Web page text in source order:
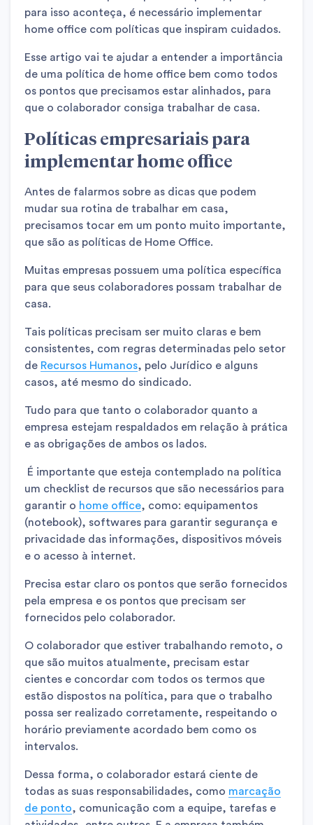
para isso aconteça, é necessário implementar
home office com políticas que inspiram cuidados.
Esse artigo vai te ajudar a entender a importância
de uma política de home office bem como todos
os pontos que precisamos estar alinhados, para
que o colaborador consiga trabalhar de casa.
Políticas empresariais para
implementar home office
Antes de falarmos sobre as dicas que podem
mudar sua rotina de trabalhar em casa,
precisamos tocar em um ponto muito importante,
que são as políticas de Home Office.
Muitas empresas possuem uma política específica
para que seus colaboradores possam trabalhar de
casa.
Tais políticas precisam ser muito claras e bem
consistentes, com regras determinadas pelo setor
de Recursos Humanos, pelo Jurídico e alguns
casos, até mesmo do sindicado.
Tudo para que tanto o colaborador quanto a
empresa estejam respaldados em relação à prática
e as obrigações de ambos os lados.
É importante que esteja contemplado na política
um checklist de recursos que são necessários para
garantir o home office, como: equipamentos
(notebook), softwares para garantir segurança e
privacidade das informações, dispositivos móveis
e o acesso à internet.
Precisa estar claro os pontos que serão fornecidos
pela empresa e os pontos que precisam ser
fornecidos pelo colaborador.
O colaborador que estiver trabalhando remoto, o
que são muitos atualmente, precisam estar
cientes e concordar com todos os termos que
estão dispostos na política, para que o trabalho
possa ser realizado corretamente, respeitando o
horário previamente acordado bem como os
intervalos.
Dessa forma, o colaborador estará ciente de
todas as suas responsabilidades, como marcação
de ponto, comunicação com a equipe, tarefas e